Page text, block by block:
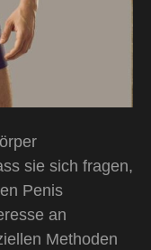
sie sich fragen,
Penis
an
Methoden